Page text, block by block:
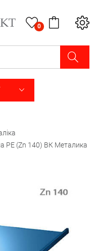
0
PE (Zn 140) ВК Металика